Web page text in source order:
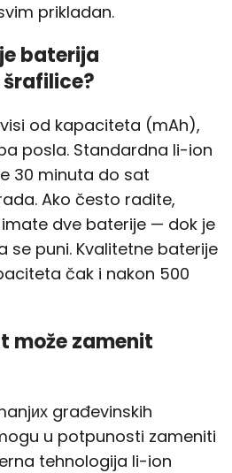
prikladan.
baterija
od kapaciteta (mAh),
posla. Standardna li-ion
30 minuta do sat
Ako često radite,
dve baterije — dok je
se puni. Kvalitetne baterije
čak i nakon 500
može zamenit
građevinskih
u potpunosti zameniti
tehnologija li-ion